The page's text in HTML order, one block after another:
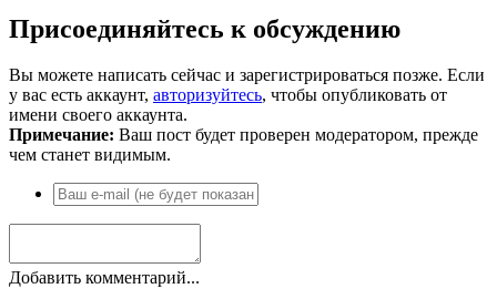
Присоединяйтесь к обсуждению
Вы можете написать сейчас и зарегистрироваться позже. Если
у вас есть аккаунт, авторизуйтесь, чтобы опубликовать от
имени своего аккаунта.
Примечание: Ваш пост будет проверен модератором, прежде
чем станет видимым.
Добавить комментарий...